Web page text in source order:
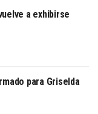
a exhibirse
para Griselda